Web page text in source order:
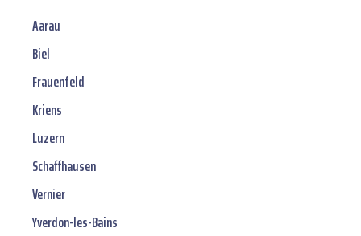
Aarau
Biel
Frauenfeld
Kriens
Luzern
Schaffhausen
Vernier
Yverdon-les-Bains